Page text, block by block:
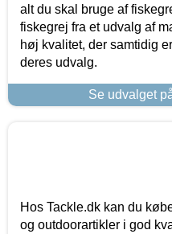
alt du skal bruge af
fiskegrej fra et udvalg af
høj kvalitet, der samtidig
deres udvalg.
Se udvalget
Hos Tackle.dk kan du
og outdoorartikler i god